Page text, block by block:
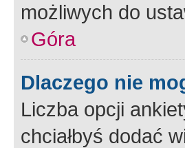
możliwych do
Góra
Dlaczego nie
Liczba opcji
chciałbyś dodać